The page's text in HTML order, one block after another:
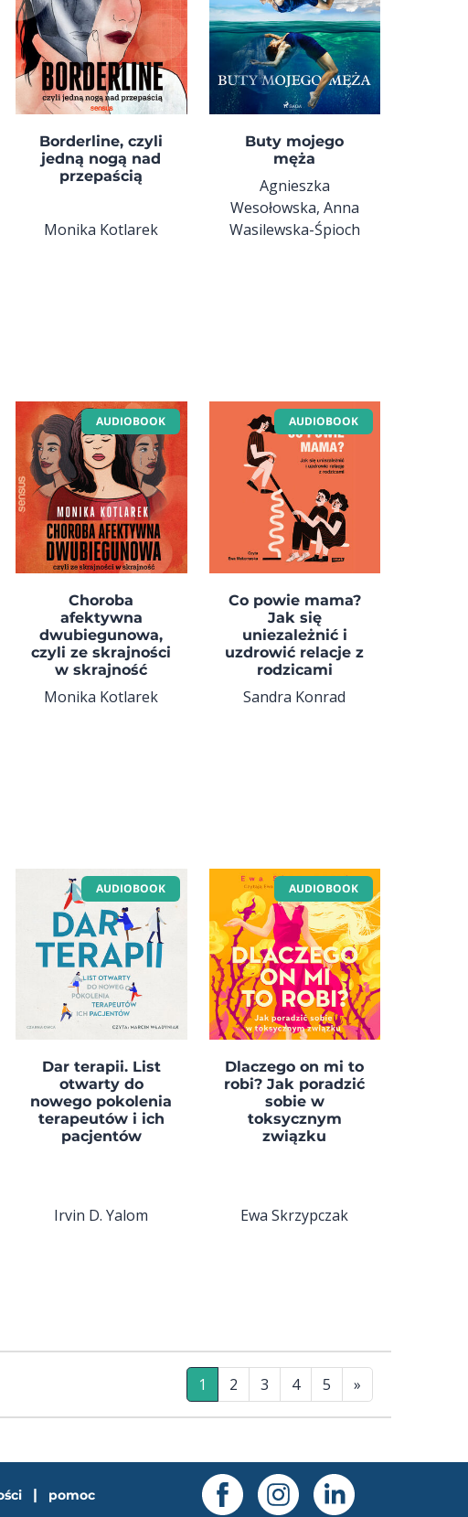
Borderline, czyli
jedną nogą nad
przepaścią
Monika Kotlarek
Buty mojego
męża
Agnieszka
Wesołowska, Anna
Wasilewska-Śpioch
AUDIOBOOK
Choroba
afektywna
dwubiegunowa,
czyli ze skrajności
w skrajność
Monika Kotlarek
AUDIOBOOK
Co powie mama?
Jak się
uniezależnić i
uzdrowić relacje z
rodzicami
Sandra Konrad
AUDIOBOOK
Dar terapii. List
otwarty do
nowego pokolenia
terapeutów i ich
pacjentów
Irvin D. Yalom
AUDIOBOOK
Dlaczego on mi to
robi? Jak poradzić
sobie w
toksycznym
związku
Ewa Skrzypczak
1 2 3 4 5 »
| pomoc